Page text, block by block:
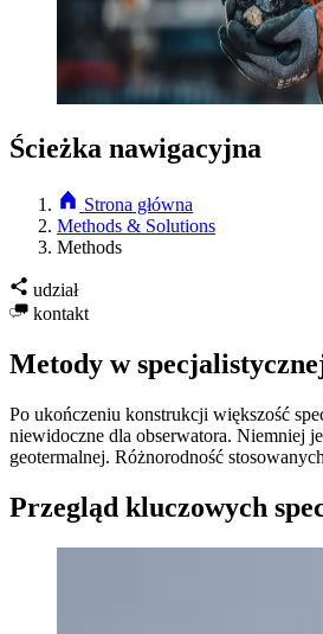
Ścieżka nawigacyjna
Strona główna
Methods & Solutions
Methods
udział
kontakt
Metody w
Po ukończeniu konstrukcji większość
niewidoczne dla obserwatora. Niemniej
geotermalnej. Różnorodność
Przegląd kluczowych